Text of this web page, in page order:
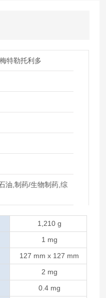
特勒托利多
油,制药/生物制药,综
1,210 g
1 mg
127 mm x 127 mm
2 mg
0.4 mg